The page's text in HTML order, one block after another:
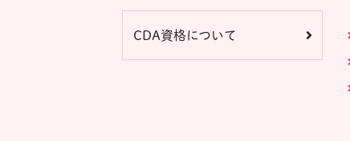
CDA資格について